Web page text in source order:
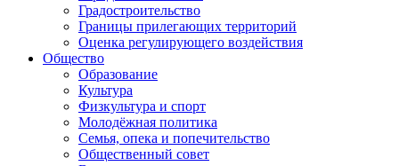
Градостроительство
Границы прилегающих территорий
Оценка регулирующего воздействия
Общество
Образование
Культура
Физкультура и спорт
Молодёжная политика
Семья, опека и попечительство
Общественный совет